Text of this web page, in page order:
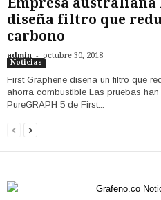
diseña filtro que
carbono
admin - octubre 30, 2018
Noticias
First Graphene diseña un filtro que
ahorra combustible Las pruebas
PureGRAPH 5 de First...